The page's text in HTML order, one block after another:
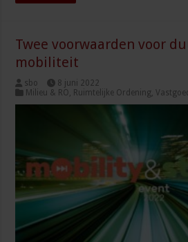
Twee voorwaarden voor
mobiliteit
sbo
8 juni 2022
Milieu & RO Ruimtelijke Ordening ,